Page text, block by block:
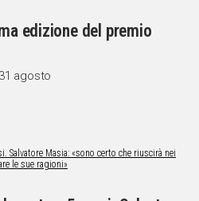
edizione del premio
agosto